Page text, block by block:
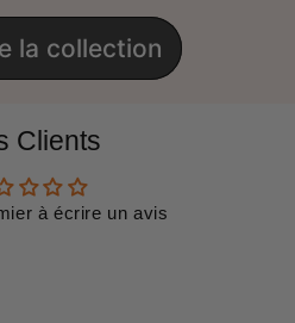
la collection
Clients
à écrire un avis